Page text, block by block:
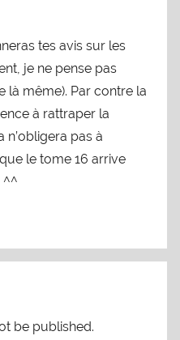
tes avis sur les
je ne pense pas
là même). Par contre la
à rattraper la
n’obligera pas à
le tome 16 arrive
^^
be published.